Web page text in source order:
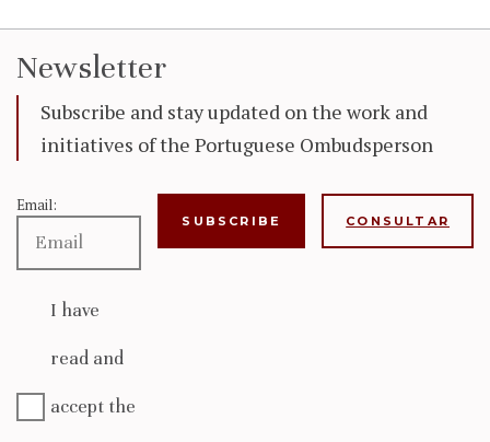
Newsletter
Subscribe and stay updated on the work and
initiatives of the Portuguese Ombudsperson
Email:
I have
read and
accept the
CONSULTAR